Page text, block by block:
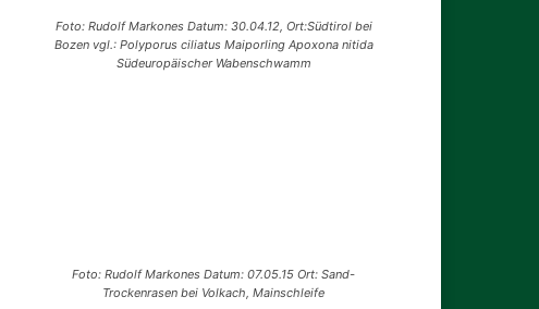
Foto: Rudolf Markones Datum: 30.04.12, Ort:Südtirol bei
Bozen vgl.: Polyporus ciliatus Maiporling Apoxona nitida
Südeuropäischer Wabenschwamm
Foto: Rudolf Markones Datum: 07.05.15 Ort: Sand-
Trockenrasen bei Volkach, Mainschleife